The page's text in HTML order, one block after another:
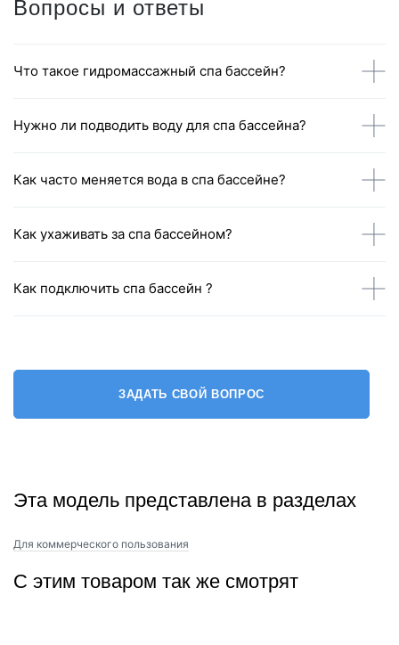
Вопросы и ответы
Что такое гидромассажный спа бассейн?
Нужно ли подводить воду для спа бассейна?
Как часто меняется вода в спа бассейне?
Как ухаживать за спа бассейном?
Как подключить спа бассейн ?
ЗАДАТЬ СВОЙ ВОПРОС
Эта модель представлена в разделах
Для коммерческого пользования
С этим товаром так же смотрят